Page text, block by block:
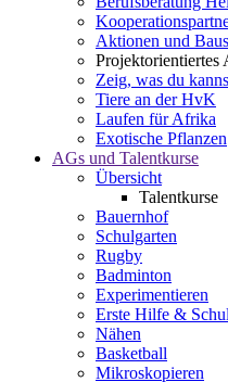
Aktionen und
Projektorientiertes
Zeig, was du
Tiere an der HvK
Laufen für Afrika
Exotische Pflanzen
AGs und Talentkurse
Übersicht
Talentkurse
Bauernhof
Schulgarten
Rugby
Badminton
Experimentieren
Erste Hilfe &
Nähen
Basketball
Mikroskopieren